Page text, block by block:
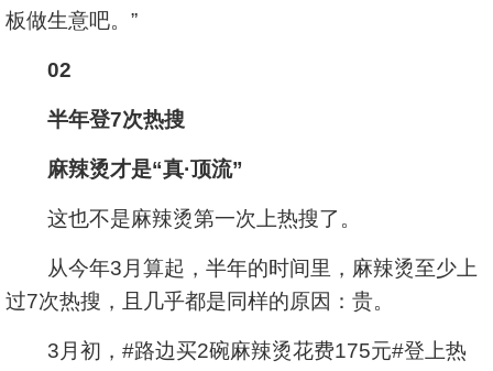
板做生意吧。”
02
半年登7次热搜
麻辣烫才是“真·顶流”
这也不是麻辣烫第一次上热搜了。
从今年3月算起，半年的时间里，麻辣烫至少上
过7次热搜，且几乎都是同样的原因：贵。
3月初，#路边买2碗麻辣烫花费175元#登上热